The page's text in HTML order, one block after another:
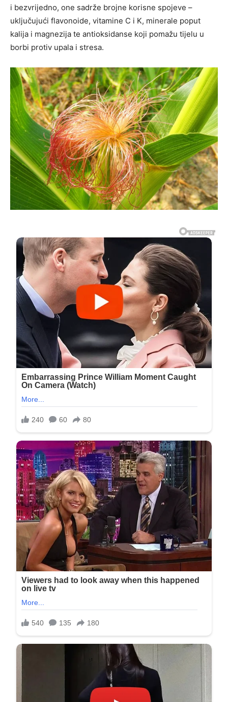
i bezvrijedno, one sadrže brojne korisne spojeve –
uključujući flavonoide, vitamine C i K, minerale poput
kalija i magnezija te antioksidanse koji pomažu tijelu u
borbi protiv upala i stresa.